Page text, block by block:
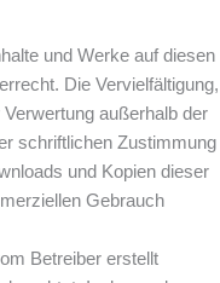
und Werke auf diesen
Die Vervielfältigung,
außerhalb der
schriftlichen Zustimmung
und Kopien dieser
Gebrauch
Betreiber erstellt